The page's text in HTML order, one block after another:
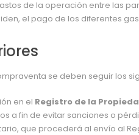
de la operación entre las
el pago de los diferentes
se deben seguir los
en el Registro de la
a fin de evitar sanciones o
que procederá al envío al